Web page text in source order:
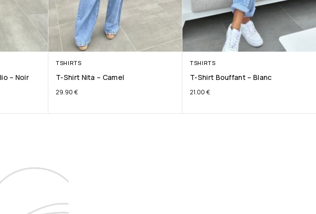
– Noir
TSHIRTS
T-Shirt Nita – Camel
29.90 €
TSHIRTS
T-Shirt Bouffant – Blanc
21.00 €